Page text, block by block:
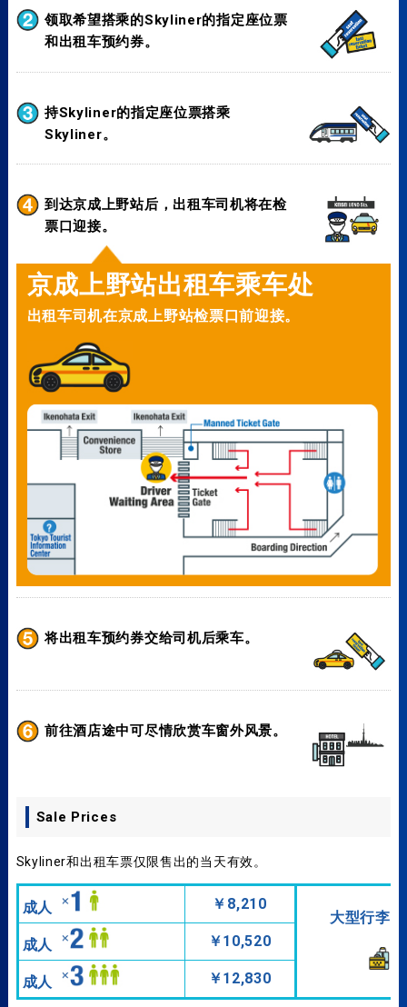
领取希望搭乘的Skyliner的指定座位票
和出租车预约券。
持Skyliner的指定座位票搭乘
Skyliner。
到达京成上野站后，出租车司机将在检
票口迎接。
京成上野站出租车乘车处
出租车司机在京成上野站检票口前迎接。
将出租车预约券交给司机后乘车。
前往酒店途中可尽情欣赏车窗外风景。
Sale Prices
Skyliner和出租车票仅限售出的当天有效。
成人 ￥8,210
大型行李
成人
￥10,520
成人 ￥12,830